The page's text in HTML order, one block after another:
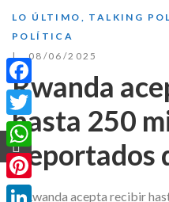
LO ÚLTIMO , TALKING
POLÍTICA
08/06/2025
Rwanda
hasta 250
deportados
Facebook
Twitter
WhatsApp
Pinterest